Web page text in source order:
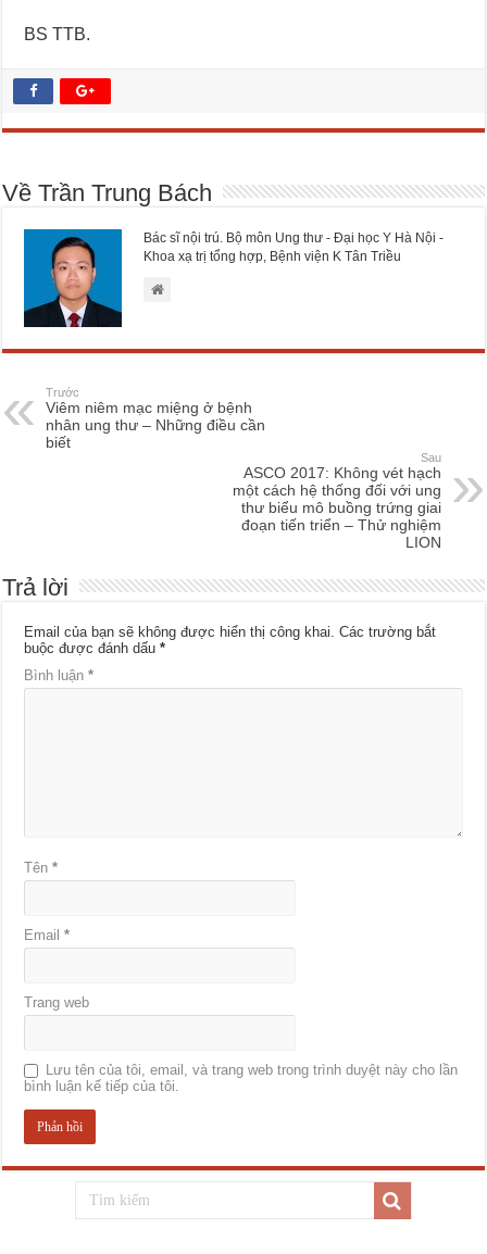
BS TTB.
Về Trần Trung Bách
Bác sĩ nội trú. Bộ môn Ung thư - Đại học Y Hà Nội -
Khoa xạ trị tổng hợp, Bệnh viện K Tân Triều
Trước
Viêm niêm mạc miệng ở bệnh
nhân ung thư – Những điều cần
biết
Sau
ASCO 2017: Không vét hạch
một cách hệ thống đối với ung
thư biểu mô buồng trứng giai
đoạn tiến triển – Thử nghiệm
LION
Trả lời
Email của bạn sẽ không được hiển thị công khai. Các trường bắt
buộc được đánh dấu*
Bình luận*
Tên*
Email*
Trang web
Lưu tên của tôi, email, và trang web trong trình duyệt này cho lần
bình luận kế tiếp của tôi.